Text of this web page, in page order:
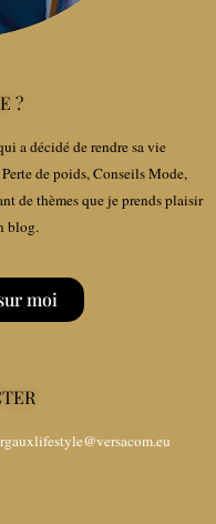
?
a décidé de rendre sa vie
de poids, Conseils Mode,
de thèmes que je prends plaisir
blog.
moi